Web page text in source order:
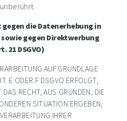
unberührt.
die Datenerhebung in
gegen Direktwerbung
21 DSGVO)
AUF GRUNDLAGE
E ODER F DSGVO ERFOLGT,
RECHT, AUS GRÜNDEN, DIE
SITUATION ERGEBEN,
IHRER